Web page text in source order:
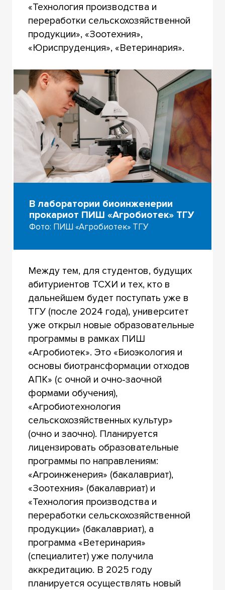
«Технология производства и
переработки сельскохозяйственной
продукции», «Зоотехния»,
«Юриспруденция», «Ветеринария».
В лаборатории биоинженерии
прокариот ПИШ «Агробиотек» ТГУ
Фото: ПИШ «Агробиотек» ТГУ
Между тем, для студентов, будущих
абитуриентов ТСХИ и тех, кто в
дальнейшем будет поступать уже в
ТГУ (после 2024 года), университет
уже открыл новые образовательные
программы в рамках ПИШ
«Агробиотек». Это «Биоэкология и
основы биотрансформации отходов
АПК» (с очной и очно-заочной
формами обучения),
«Агробиотехнология
сельскохозяйственных культур»
(очно и заочно). Планируется
лицензировать образовательные
программы по направлениям:
«Агроинженерия» (бакалавриат),
«Зоотехния» (бакалавриат) и
«Технология производства и
переработки сельскохозяйственной
продукции» (бакалавриат), а
программа «Ветеринария»
(специалитет) уже получила
аккредитацию. В 2025 году
планируется осуществлять новый